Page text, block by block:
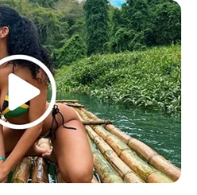
sebagai Madeleine Allsopp
Channel | 2013), sebagai
| 2018), sebagai Tamu
sebagai Tamu